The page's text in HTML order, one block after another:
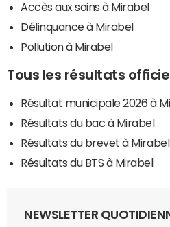
Accès aux soins à Mirabel
Délinquance à Mirabel
Pollution à Mirabel
Tous les résultats
Résultat municipale 2026 à
Résultats du bac à Mirabel
Résultats du brevet à Mirabel
Résultats du BTS à Mirabel
NEWSLETTER